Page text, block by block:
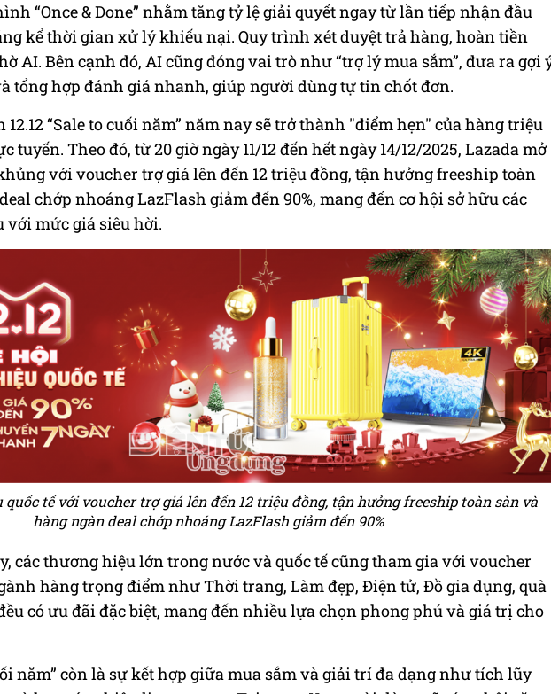
“Once & Done” nhằm tăng tỷ lệ giải quyết ngay từ lần tiếp nhận đầu
kể thời gian xử lý khiếu nại. Quy trình xét duyệt trả hàng, hoàn tiền
AI. Bên cạnh đó, AI cũng đóng vai trò như “trợ lý mua sắm”, đưa ra gợi
tổng hợp đánh giá nhanh, giúp người dùng tự tin chốt đơn.
“Sale to cuối năm” năm nay sẽ trở thành "điểm hẹn" của hàng triệu
tuyến. Theo đó, từ 20 giờ ngày 11/12 đến hết ngày 14/12/2025, Lazada mở
với voucher trợ giá lên đến 12 triệu đồng, tận hưởng freeship toàn
chớp nhoáng LazFlash giảm đến 90%, mang đến cơ hội sở hữu các
với mức giá siêu hời.
quốc tế với voucher trợ giá lên đến 12 triệu đồng, tận hưởng freeship toàn sàn và
hàng ngàn deal chớp nhoáng LazFlash giảm đến 90%
các thương hiệu lớn trong nước và quốc tế cũng tham gia với voucher
hàng trọng điểm như Thời trang, Làm đẹp, Điện tử, Đồ gia dụng, quà
có ưu đãi đặc biệt, mang đến nhiều lựa chọn phong phú và giá trị cho
năm” còn là sự kết hợp giữa mua sắm và giải trí đa dạng như tích lũy